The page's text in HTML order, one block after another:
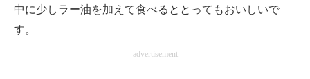
中に少しラー油を加えて食べるととってもおいしいで
す。
advertisement